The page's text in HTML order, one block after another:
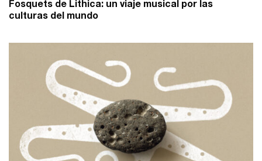
Fosquets de Lithica: un viaje musical por las
culturas del mundo